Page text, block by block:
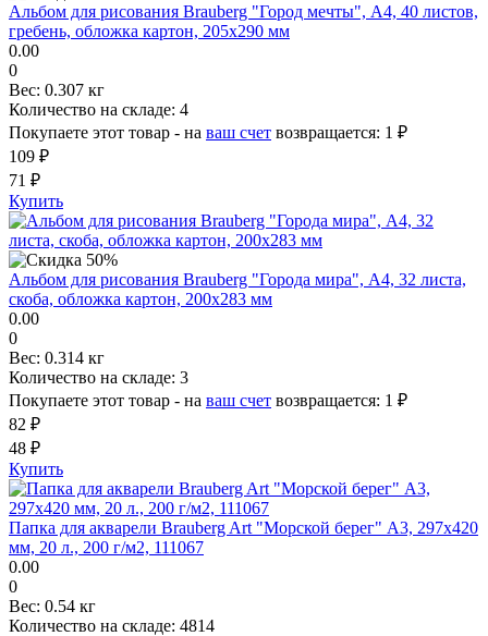
Альбом для рисования Brauberg "Город мечты", А4, 40 листов,
гребень, обложка картон, 205х290 мм
0.00
0
Вес: 0.307 кг
Количество на складе: 4
Покупаете этот товар - на ваш счет возвращается: 1 ₽
109 ₽
71 ₽
Купить
Альбом для рисования Brauberg "Города мира", А4, 32 листа,
скоба, обложка картон, 200х283 мм
0.00
0
Вес: 0.314 кг
Количество на складе: 3
Покупаете этот товар - на ваш счет возвращается: 1 ₽
82 ₽
48 ₽
Купить
Папка для акварели Brauberg Art "Морской берег" А3, 297х420
мм, 20 л., 200 г/м2, 111067
0.00
0
Вес: 0.54 кг
Количество на складе: 4814